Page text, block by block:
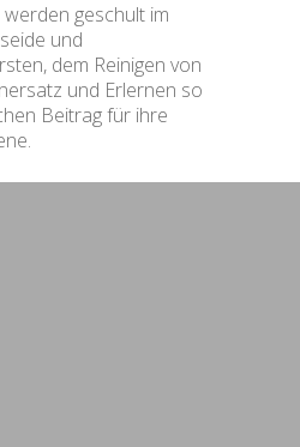
geschult im
und
dem Reinigen von
und Erlernen so
Beitrag für ihre